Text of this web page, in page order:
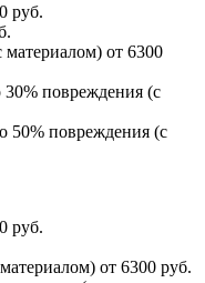
руб.
материалом) от 6300
повреждения (с
50% повреждения (с
руб.
от 6300 руб.